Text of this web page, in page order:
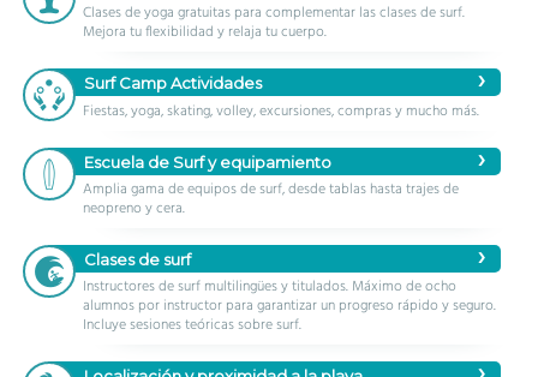
Clases de yoga gratuitas para complementar las clases de surf.
Mejora tu flexibilidad y relaja tu cuerpo.
Surf Camp Actividades
Fiestas, yoga, skating, volley, excursiones, compras y mucho más.
Escuela de Surf y equipamiento
Amplia gama de equipos de surf, desde tablas hasta trajes de
neopreno y cera.
Clases de surf
Instructores de surf multilingües y titulados. Máximo de ocho
alumnos por instructor para garantizar un progreso rápido y seguro.
Incluye sesiones teóricas sobre surf.